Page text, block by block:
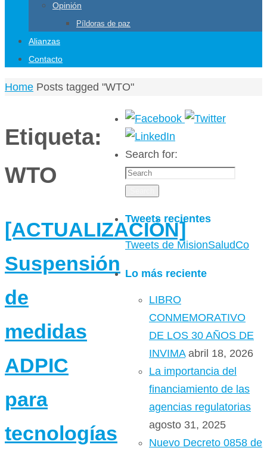
Opinión
Píldoras de paz
Alianzas
Contacto
Home Posts tagged "WTO"
Etiqueta:
WTO
[ACTUALIZACIÓN]
Suspensión
de
medidas
ADPIC
para
tecnologías
Search for:
Tweets recientes
Tweets de MisionSaludCo
Lo más reciente
LIBRO
CONMEMORATIVO
DE LOS 30 AÑOS DE
INVIMA abril 18, 2026
La importancia del
financiamiento de las
agencias regulatorias
agosto 31, 2025
Nuevo Decreto 0858 de